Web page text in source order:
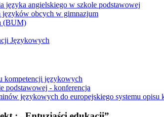
języka angielskiego w szkole podstawowej
języków obcych w gimnazjum
(BUM)
Językowych
kompetencji językowych
podstawowej - konferencja
językowych do europejskiego systemu opisu